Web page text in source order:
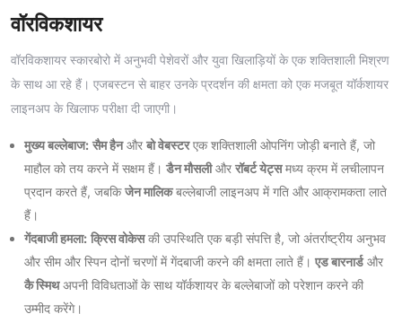
वॉरविकशायर
वॉरविकशायर स्कारबोरो में अनुभवी पेशेवरों और युवा खिलाड़ियों के एक शक्तिशाली मिश्रण
के साथ आ रहे हैं। एजबस्टन से बाहर उनके प्रदर्शन की क्षमता को एक मजबूत यॉर्कशायर
लाइनअप के खिलाफ परीक्षा दी जाएगी।
मुख्य बल्लेबाज: सैम हैनऔर बो वेबस्टरएक शक्तिशाली ओपनिंग जोड़ी बनाते हैं, जो
माहौल को तय करने में सक्षम हैं। डैन मौसलीऔर रॉबर्ट येट्समध्य क्रम में लचीलापन
प्रदान करते हैं, जबकिजेन मालिकबल्लेबाजी लाइनअप में गति और आक्रामकता लाते
हैं।
गेंदबाजी हमला: क्रिस वोकेसकी उपस्थिति एक बड़ी संपत्ति है, जो अंतर्राष्ट्रीय अनुभव
और सीम और स्पिन दोनों चरणों में गेंदबाजी करने की क्षमता लाते हैं। एड बारनार्डऔर
कै स्मिथअपनी विविधताओं के साथ यॉर्कशायर के बल्लेबाजों को परेशान करने की
उम्मीद करेंगे।